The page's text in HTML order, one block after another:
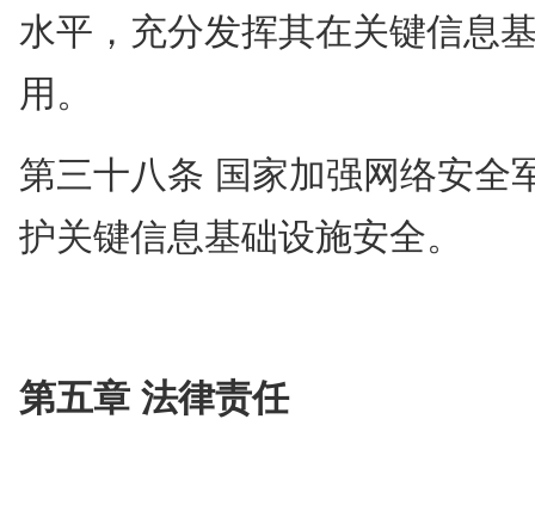
水平，充分发挥其在关键信息
用。
第三十八条 国家加强网络安全
护关键信息基础设施安全。
第五章 法律责任